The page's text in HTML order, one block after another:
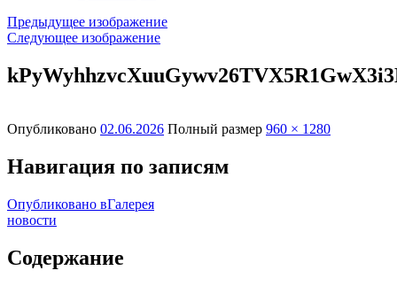
Предыдущее изображение
Следующее изображение
Опубликовано 02.06.2026 Полный размер 960 × 1280
Навигация по записям
Опубликовано вГалерея
новости
Содержание